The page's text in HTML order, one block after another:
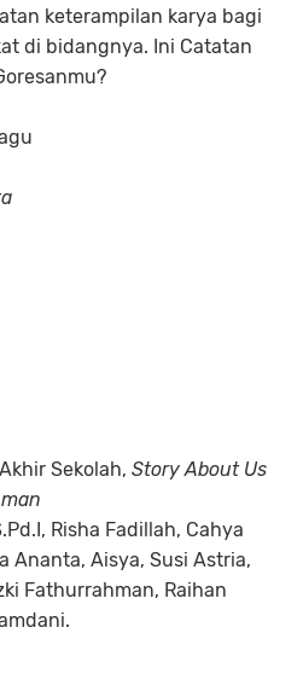
keterampilan karya bagi
di bidangnya. Ini Catatan
Sekolah, Story About Us
Risha Fadillah, Cahya
Ananta, Aisya, Susi Astria,
Fathurrahman, Raihan